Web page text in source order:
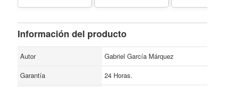
(Spanish Edition) -
Información del producto
Autor
Gabriel García Márquez
Garantía
24 Horas.